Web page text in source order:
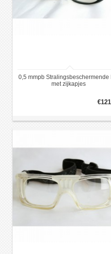
0,5 mmpb Stralingsbeschermende
met zijkapjes